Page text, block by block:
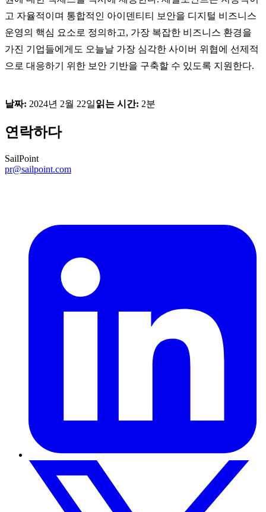
고 자율적이며 통합적인 아이덴티티 보안을 디지털 비즈니스
운영의 핵심 요소로 정의하고, 가장 복잡한 비즈니스 환경을
가진 기업들에게도 오늘날 가장 심각한 사이버 위협에 선제적
으로 대응하기 위한 보안 기반을 구축할 수 있도록 지원한다.
날짜: 2024년 2월 22일읽는 시간: 2분
연락하다
SailPoint
pr@sailpoint.com